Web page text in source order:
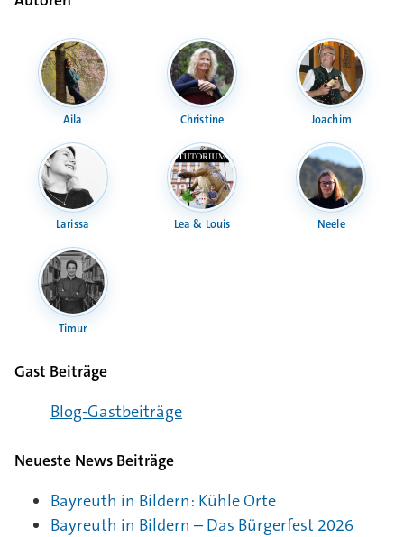
Aila Christine Joachim
Larissa Lea & Louis Neele
Timur
Gast Beiträge
Blog-Gast­bei­träge
Neueste News Beiträge
Bayreuth in Bildern: Kühle Orte
Bayreuth in Bildern – Das Bürgerfest 2026